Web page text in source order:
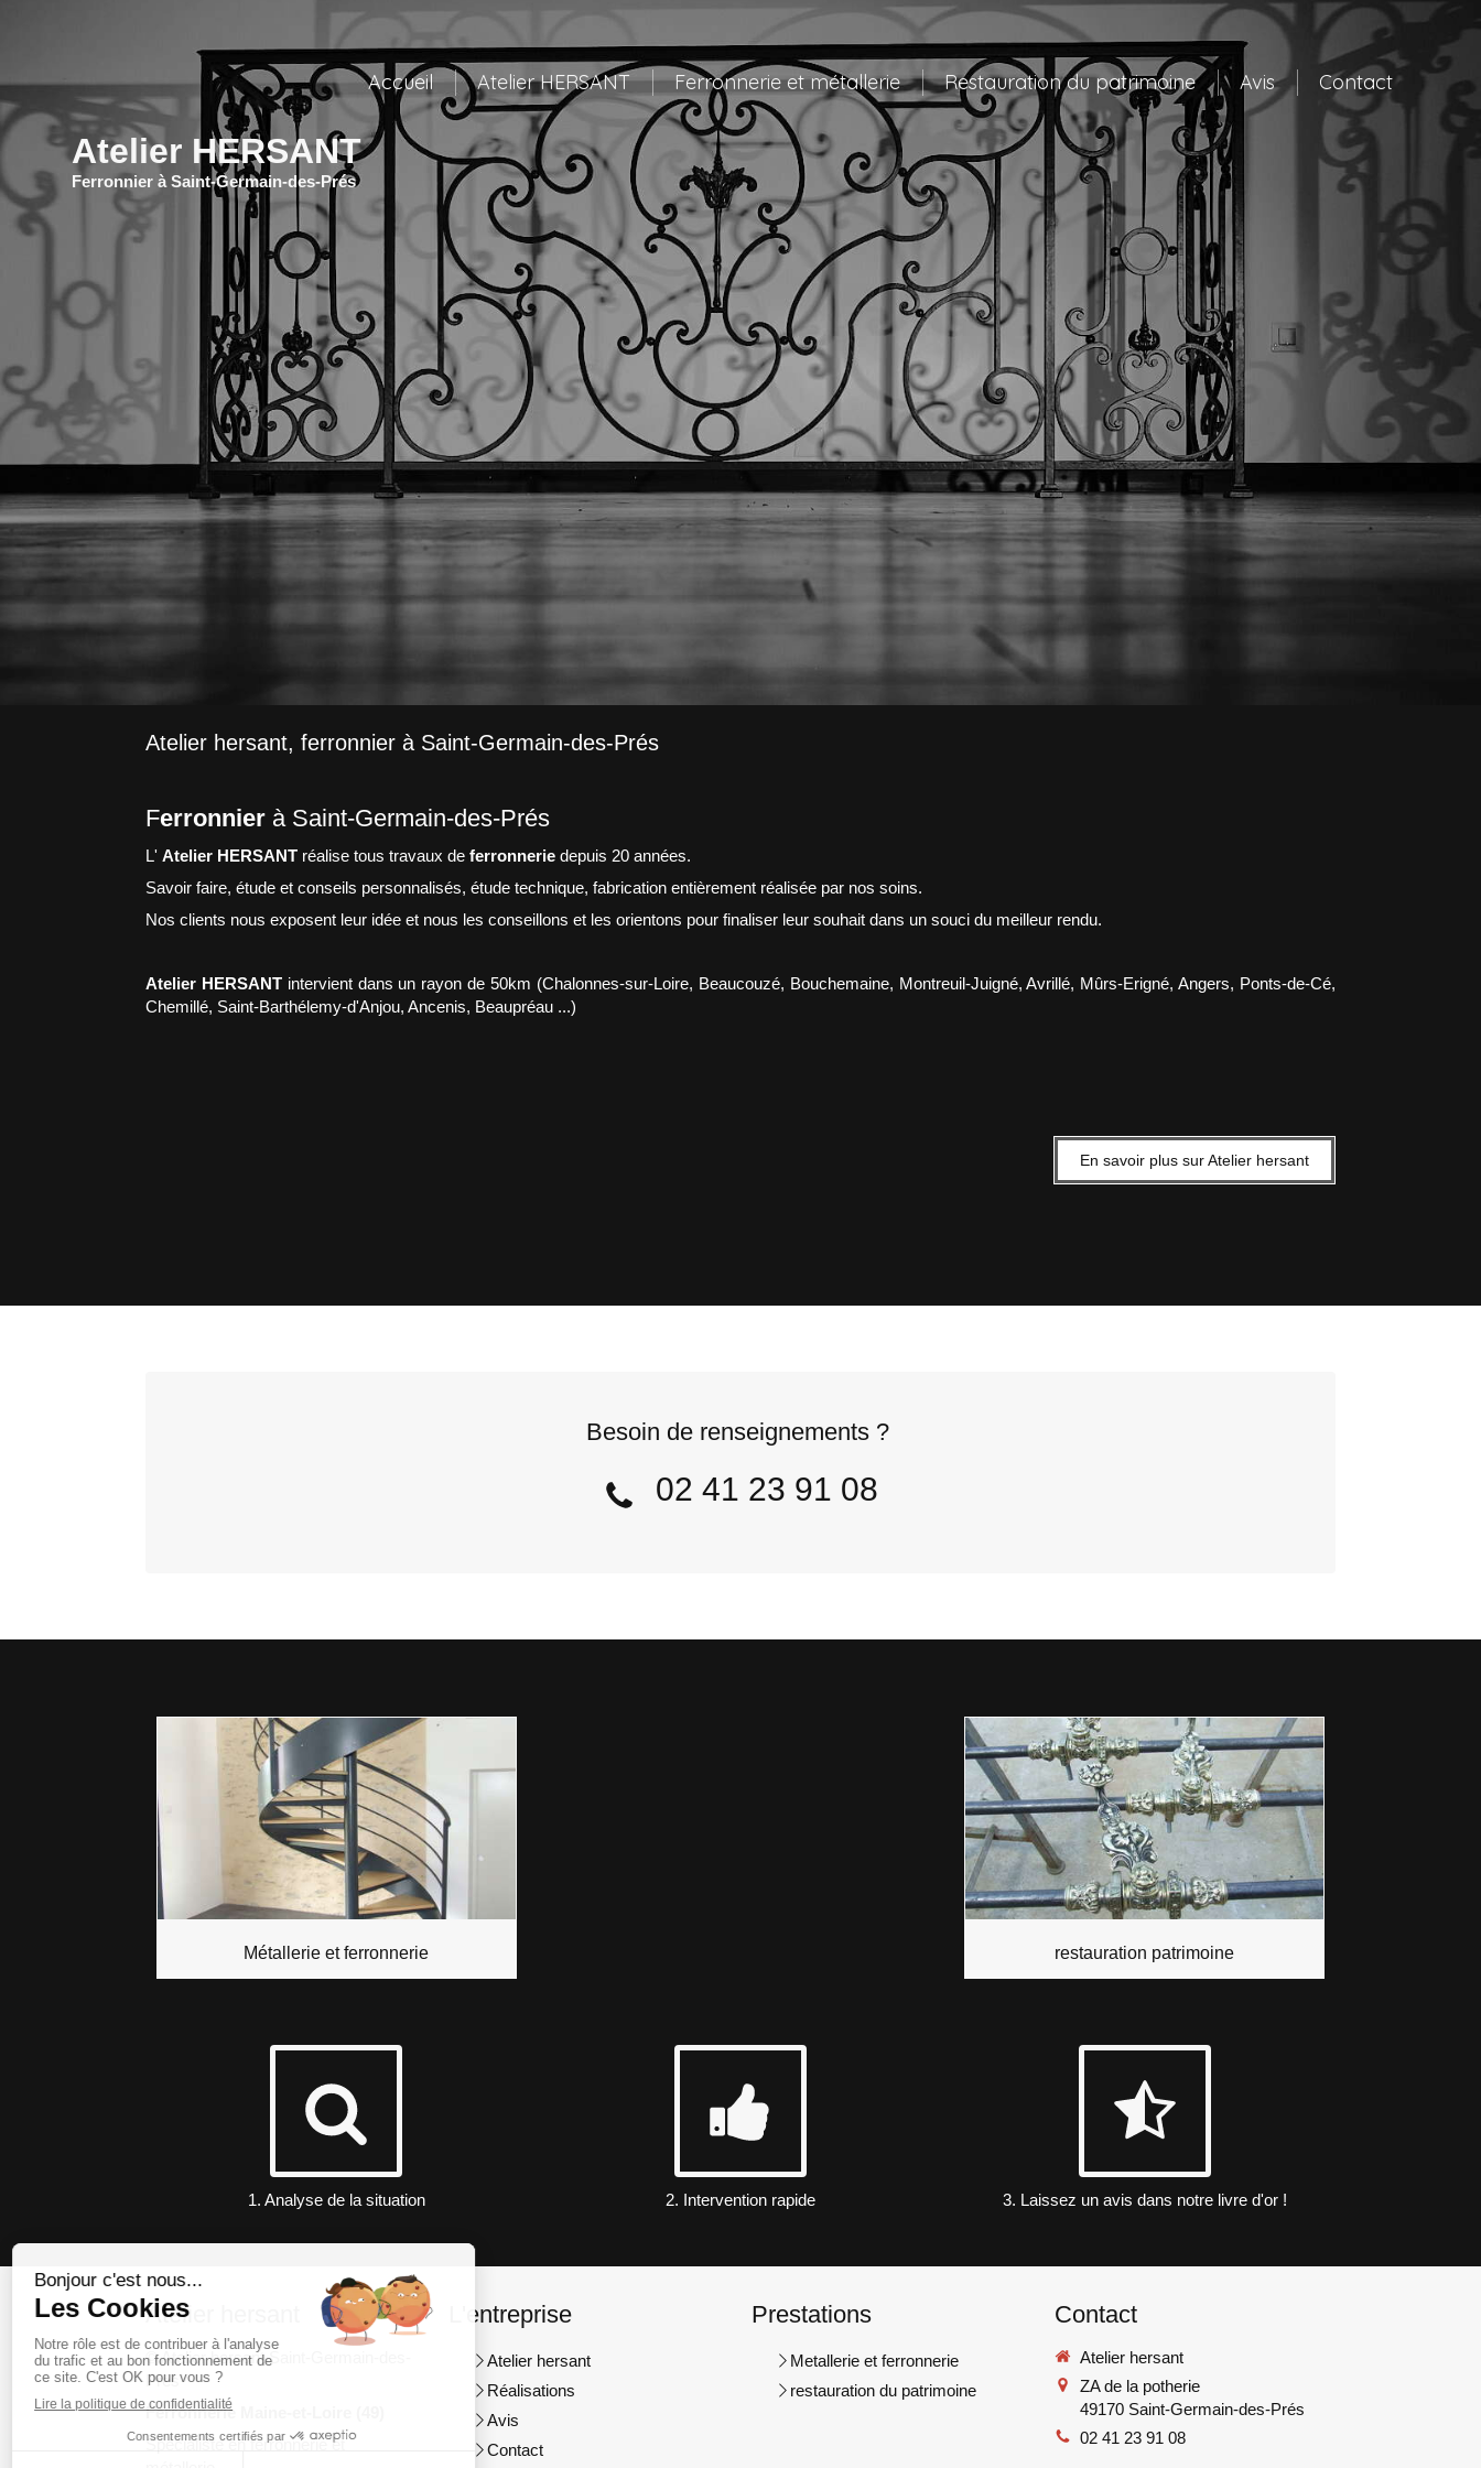
Accueil Atelier HERSANT Ferronnerie et métallerie Restauration du patrimoine Avis Contact
Atelier HERSANT
Ferronnier à Saint-Germain-des-Prés
Atelier hersant, ferronnier à Saint-Germain-des-Prés
Ferronnier à Saint-Germain-des-Prés
L' Atelier HERSANT réalise tous travaux de ferronnerie depuis 20 années.
Savoir faire, étude et conseils personnalisés, étude technique, fabrication entièrement réalisée par nos soins.
Nos clients nous exposent leur idée et nous les conseillons et les orientons pour finaliser leur souhait dans un souci du meilleur rendu.
Atelier HERSANTintervient dans un rayon de 50km (Chalonnes-sur-Loire, Beaucouzé, Bouchemaine, Montreuil-Juigné, Avrillé, Mûrs-Erigné, Angers, Ponts-de-Cé,
Chemillé, Saint-Barthélemy-d'Anjou, Ancenis, Beaupréau ...)
En savoir plus sur Atelier hersant
Besoin de renseignements ?
02 41 23 91 08
Métallerie et ferronnerie restauration patrimoine
1. Analyse de la situation 2. Intervention rapide 3. Laissez un avis dans notre livre d'or !
Atelier hersant
© Atelier hersant Saint-Germain-des-
Prés
Ferronnerie Maine-et-Loire (49)
Spécialiste en ferronnerie et
L'entreprise
Atelier hersant
Réalisations
Avis
Contact
Prestations
Metallerie et ferronnerie
restauration du patrimoine
Contact
Atelier hersant
ZA de la potherie
49170 Saint-Germain-des-Prés
02 41 23 91 08